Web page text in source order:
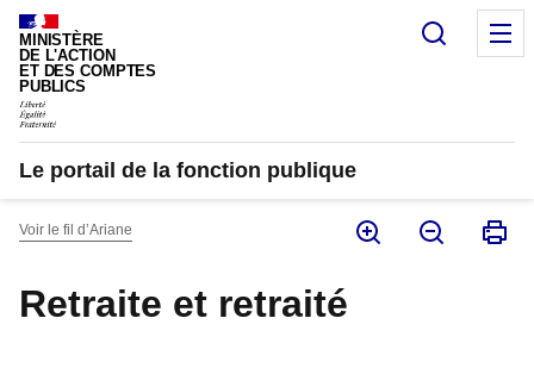
Panneau de gestion des cookies
MINISTÈRE
DE L'ACTION
ET DES COMPTES
PUBLICS
Le portail de la fonction publique
Voir le fil d’Ariane
Retraite et retraité